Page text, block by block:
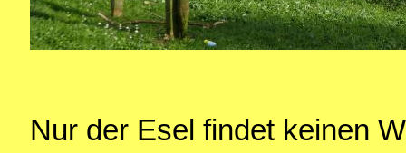
Nur der Esel findet keinen